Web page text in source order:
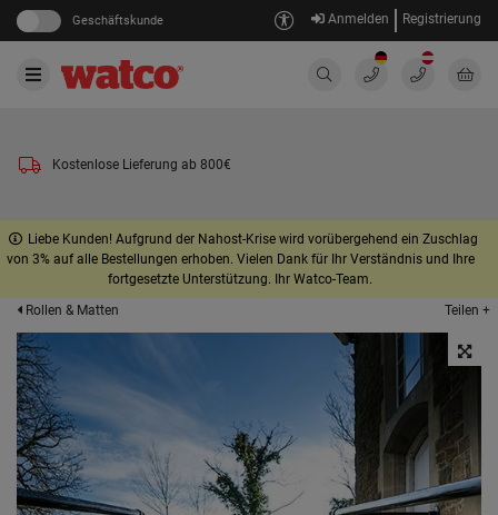
Geschäftskunde Anmelden Registrierung
Kostenlose Lieferung ab 800€
Liebe Kunden! Aufgrund der Nahost-Krise wird vorübergehend ein Zuschlag
von 3% auf alle Bestellungen erhoben. Vielen Dank für Ihr Verständnis und Ihre
fortgesetzte Unterstützung. Ihr Watco-Team.
Rollen & Matten
Teilen +